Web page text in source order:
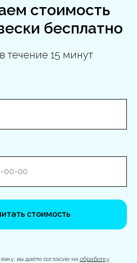
стоимость
бесплатно
течение 15 минут
стоимость
вы даёте согласие на обработку